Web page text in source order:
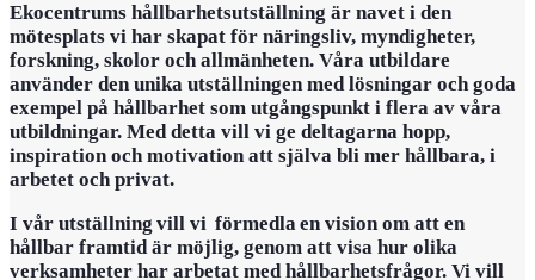
Ekocentrums hållbarhetsutställning är navet i den
mötesplats vi har skapat för näringsliv, myndigheter,
forskning, skolor och allmänheten. Våra utbildare
använder den unika utställningen med lösningar och goda
exempel på hållbarhet som utgångspunkt i flera av våra
utbildningar. Med detta vill vi ge deltagarna hopp,
inspiration och motivation att själva bli mer hållbara, i
arbetet och privat.
I vår utställning vill vi förmedla en vision om att en
hållbar framtid är möjlig, genom att visa hur olika
verksamheter har arbetat med hållbarhetsfrågor. Vi vill